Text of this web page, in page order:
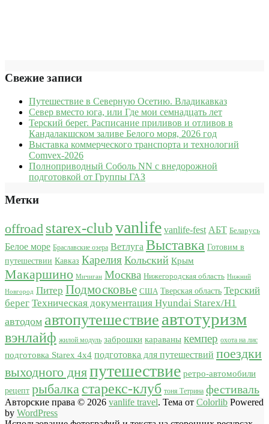
Свежие записи
Путешествие в Северную Осетию. Владикавказ
Север вместо юга, или Где мои семнадцать лет
Терский берег. Расписание приливов и отливов в
Кандалакшском заливе Белого моря, 2026 год
Выставка коммерческого транспорта и технологий
Comvex-2026
Полноприводный Соболь NN с внедорожной
подготовкой от Группы ГАЗ
Метки
offroad starex-clubvanlife vanlife-fest АБТ Беларусь
Белое море Браславские озера Ветлуга Выставка Готовим в
путешествии Кавказ Карелия Кольский Крым
Макаршино Мичиган Москва Нижегородская область Нижний
Новгород Питер Подмосковье США Тверская область Терский
берег Техническая документация Hyundai Starex/H1
автодом автопутешествие автотуризм
вэнлайф жилой модуль заброшки караваны кемпер охота на лис
подготовка Starex 4x4 подготовка для путешествий поездки
выходного дняпутешествие ретро-автомобили
рецепт рыбалка старекс-клуб тоня Тетрина фестиваль
Авторские права © 2026 vanlife travel. Тема от Colorlib Powered
by WordPress